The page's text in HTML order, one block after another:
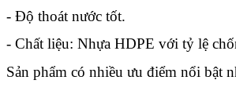
- Độ thoát nước tốt.
- Chất liệu: Nhựa HDPE với tỷ lệ
Sản phẩm có nhiều ưu điểm nổi bật